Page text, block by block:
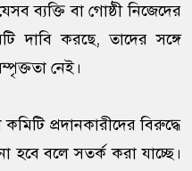
ব্যক্তি বা গোষ্ঠী নিজেদের
দাবি করছে, তাদের সঙ্গে
নেই।
প্রদানকারীদের বিরুদ্ধে
হবে বলে সতর্ক করা যাচ্ছে।